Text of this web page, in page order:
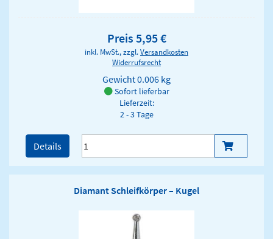
Preis 5,95 €
inkl. MwSt., zzgl.Versandkosten
Widerrufsrecht
Gewicht0.006 kg
Sofort lieferbar
Lieferzeit:
2 - 3 Tage
Details
Diamant Schleifkörper – Kugel